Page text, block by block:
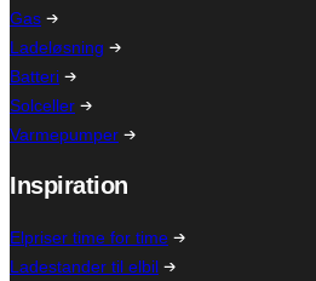
Gas
Ladeløsning
Batteri
Solceller
Varmepumper
Inspiration
Elpriser time for time
Ladestander til elbil